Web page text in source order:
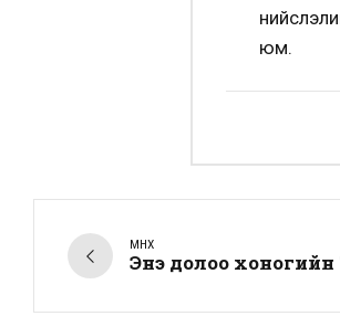
юм.
ӨМНӨХ
Энэ долоо